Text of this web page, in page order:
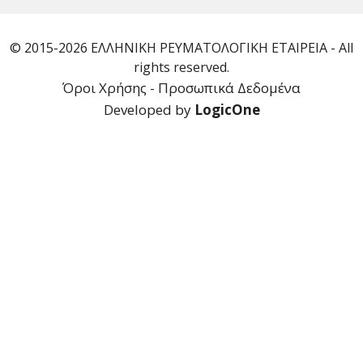
© 2015-2026 ΕΛΛΗΝΙΚΗ ΡΕΥΜΑΤΟΛΟΓΙΚΗ ΕΤΑΙΡΕΙΑ - All
rights reserved.
Όροι Χρήσης - Προσωπικά Δεδομένα
Developed by LogicOne